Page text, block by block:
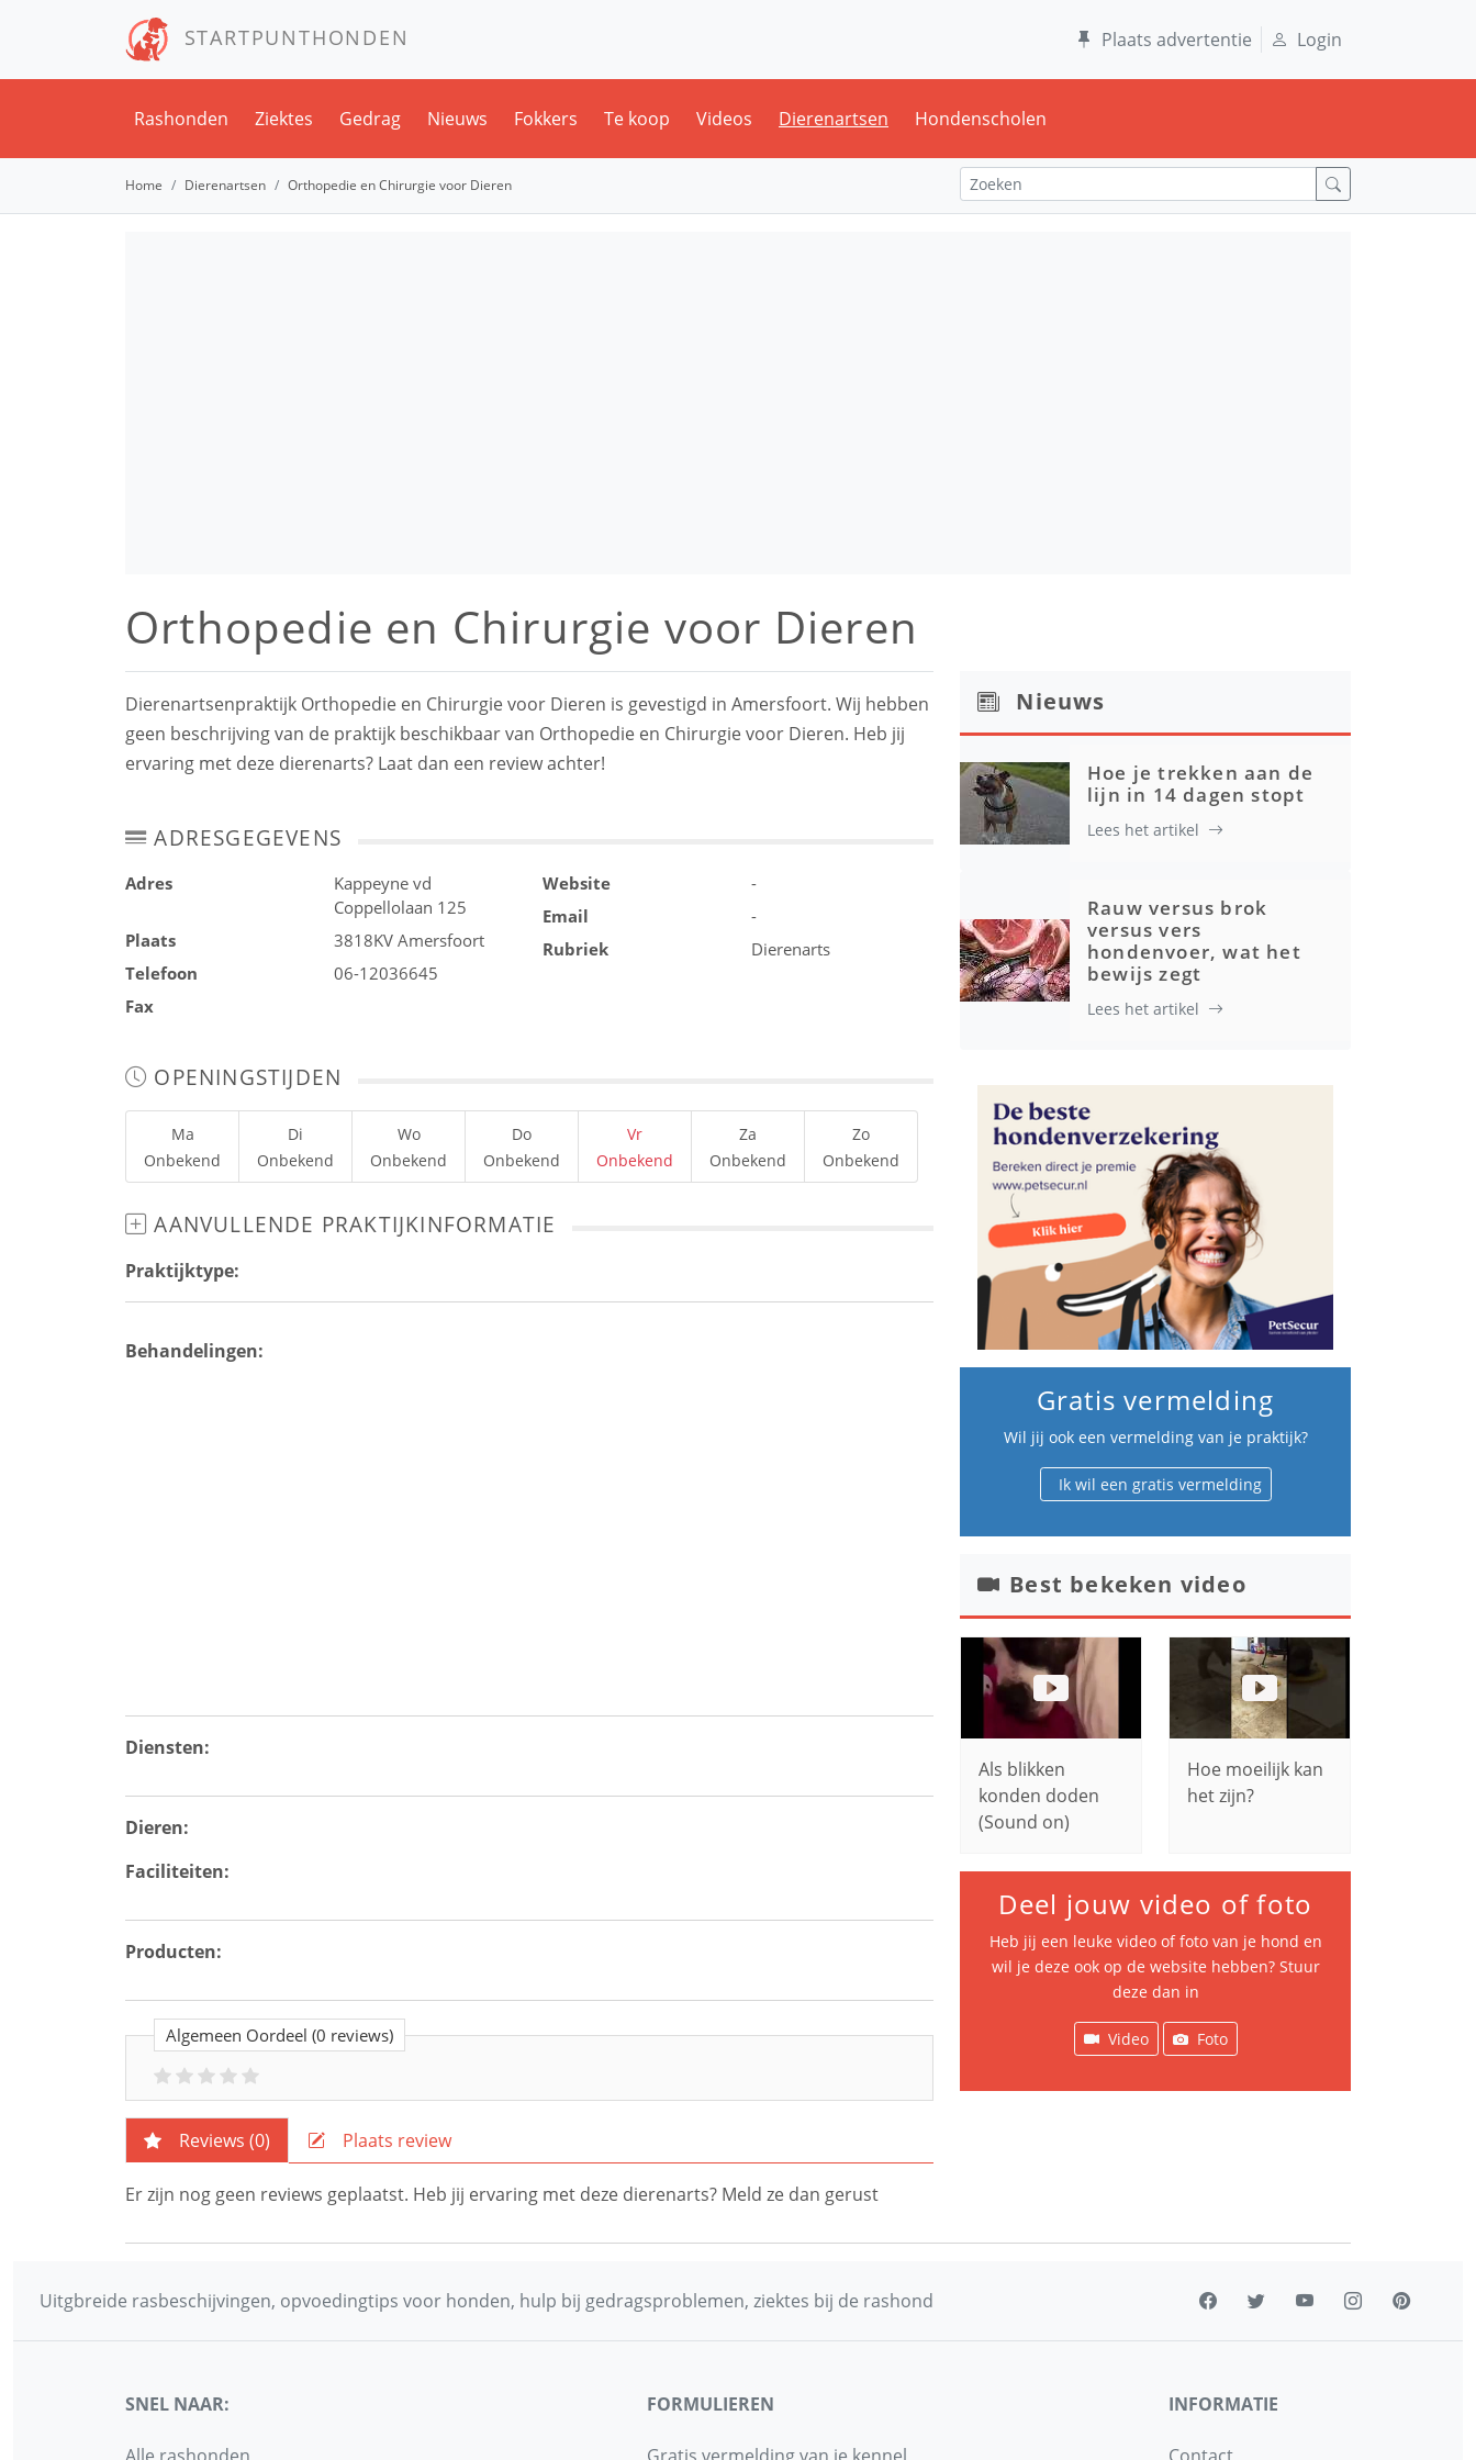
STARTPUNTHONDEN Plaats advertentie Login
Rashonden Ziektes Gedrag Nieuws Fokkers Te koop Videos Dierenartsen Hondenscholen
Home Dierenartsen Orthopedie en Chirurgie voor Dieren
Orthopedie en Chirurgie voor Dieren
Dierenartsenpraktijk Orthopedie en Chirurgie voor Dieren is gevestigd in Amersfoort. Wij hebben
geen beschrijving van de praktijk beschikbaar van Orthopedie en Chirurgie voor Dieren. Heb jij
ervaring met deze dierenarts? Laat dan een review achter!
ADRESGEGEVENS
Adres
Kappeyne vd
Coppellolaan 125
Plaats
3818KV Amersfoort
Telefoon
06-12036645
Fax
Website
-
Email
-
Rubriek
Dierenarts
OPENINGSTIJDEN
Ma
Onbekend
Di
Onbekend
Wo
Onbekend
Do
Onbekend
Vr
Onbekend
Za
Onbekend
Zo
Onbekend
AANVULLENDE PRAKTIJKINFORMATIE
Praktijktype:
Behandelingen:
Diensten:
Dieren:
Faciliteiten:
Producten:
Algemeen Oordeel (0 reviews)
Reviews (0) Plaats review
Er zijn nog geen reviews geplaatst. Heb jij ervaring met deze dierenarts? Meld ze dan gerust
Nieuws
Hoe je trekken aan de
lijn in 14 dagen stopt
Lees het artikel
Rauw versus brok
versus vers
hondenvoer, wat het
bewijs zegt
Lees het artikel
Gratis vermelding
Wil jij ook een vermelding van je praktijk?
Ik wil een gratis vermelding
Best bekeken video
Als blikken
konden doden
(Sound on)
Hoe moeilijk kan
het zijn?
Deel jouw video of foto
Heb jij een leuke video of foto van je hond en
wil je deze ook op de website hebben? Stuur
deze dan in
Video Foto
Uitgbreide rasbeschijvingen, opvoedingtips voor honden, hulp bij gedragsproblemen, ziektes bij de rashond
SNEL NAAR: FORMULIEREN INFORMATIE